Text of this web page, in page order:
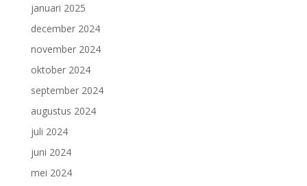
januari 2025
december 2024
november 2024
oktober 2024
september 2024
augustus 2024
juli 2024
juni 2024
mei 2024